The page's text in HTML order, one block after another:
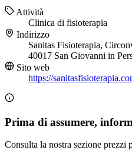
Attività
Clinica di fisioterapia
Indirizzo
Sanitas Fisioterapia,
40017 San Giovanni in
Sito web
https://
Prima di assumere,
Consulta la nostra sezione prezzi